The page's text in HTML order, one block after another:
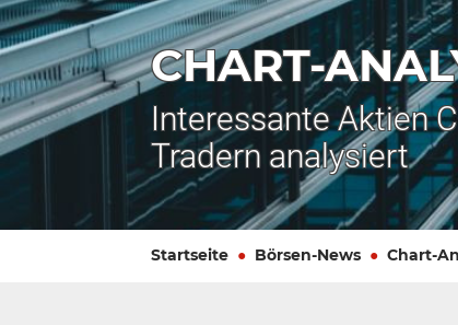
CHART-
Interessante Aktien
Tradern analysiert
Startseite Börsen-News Chart-